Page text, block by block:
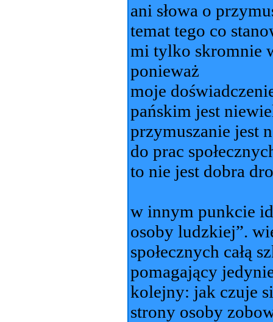
ani słowa o
temat tego co
mi tylko skromnie
ponieważ
moje
pańskim jest
przymuszanie jest
do prac
to nie jest dobra
w innym punkcie
osoby ludzkiej”.
społecznych całą
pomagający
kolejny: jak czuje
strony osoby